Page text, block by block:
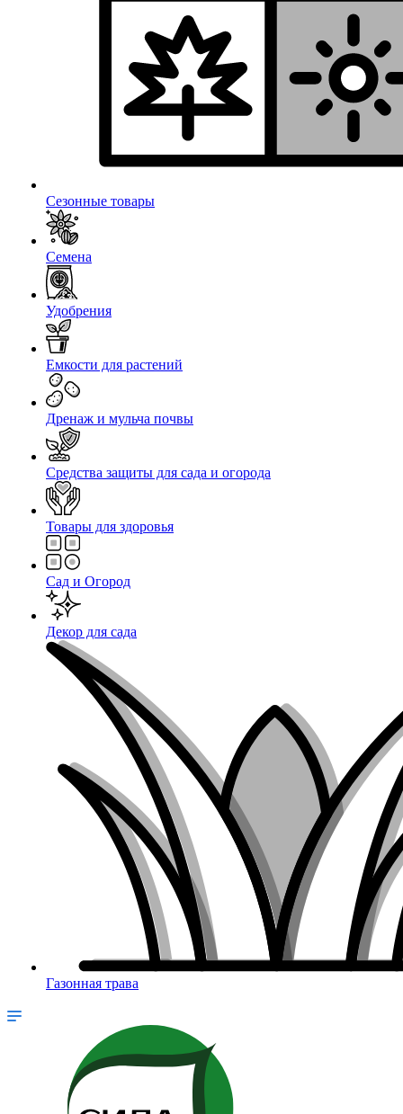
Сезонные товары
Семена
Удобрения
Емкости для растений
Дренаж и мульча почвы
Средства защиты для сада и огорода
Товары для здоровья
Сад и Огород
Декор для сада
Газонная трава